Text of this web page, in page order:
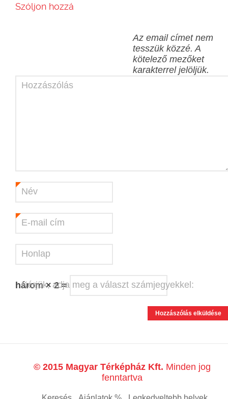
Szóljon hozzá
Az email címet nem
tesszük közzé. A
kötelező mezőket
karakterrel jelöljük.
Hozzászólás
Név
E-mail cím
Honlap
Kérjük, adja meg a választ számjegyekkel:
három × 2 =
© 2015 Magyar Térképház Kft. Minden jog
fenntartva